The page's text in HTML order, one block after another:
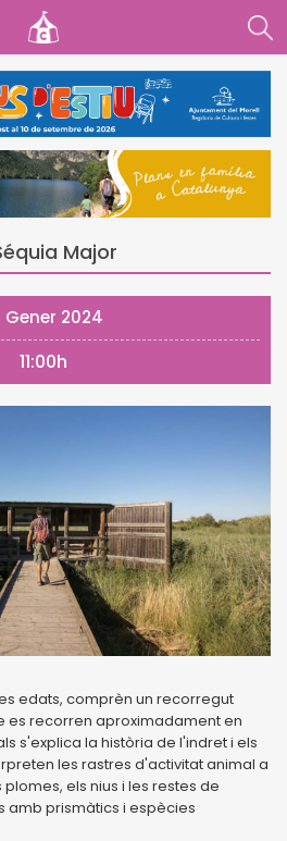
Major
Gener 2024
11:00h
edats, comprèn un recorregut
es recorren aproximadament en
s'explica la història de l'indret i els
les rastres d'activitat animal a
els nius i les restes de
amb prismàtics i espècies